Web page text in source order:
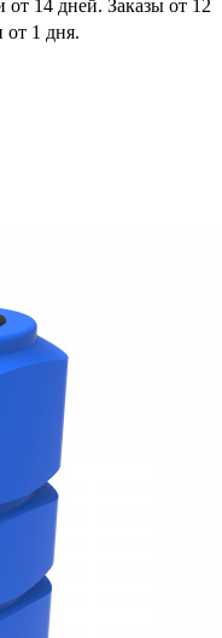
от 14 дней. Заказы от 12
от 1 дня.